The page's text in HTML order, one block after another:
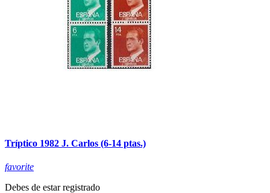
Tríptico 1982 J. Carlos (6-14 ptas.)
favorite
Debes de estar registrado